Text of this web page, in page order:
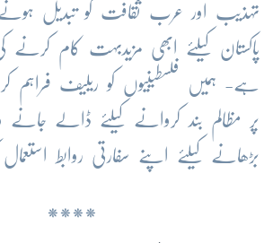
تہذیب اور عرب ثقافت کو تبدیل
پاکستان کیلئے ابھی مزیدبہت کام کرنے
ہے- ہمیں فلسطینیوں کو ریلیف فراہم
پر مظالم بند کروانے کیلئے ڈالے جانے
بڑھانے کیلئے اپنے سفارتی روابط
****